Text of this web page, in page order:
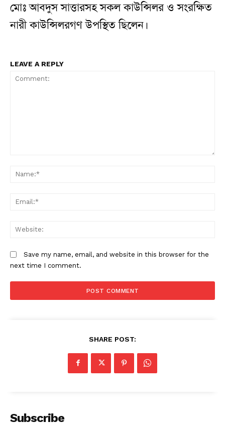
মোঃ আবদুস সাত্তারসহ সকল কাউন্সিলর ও সংরক্ষিত
নারী কাউন্সিলরগণ উপস্থিত ছিলেন।
LEAVE A REPLY
Save my name, email, and website in this browser for the
next time I comment.
SHARE POST:
Subscribe